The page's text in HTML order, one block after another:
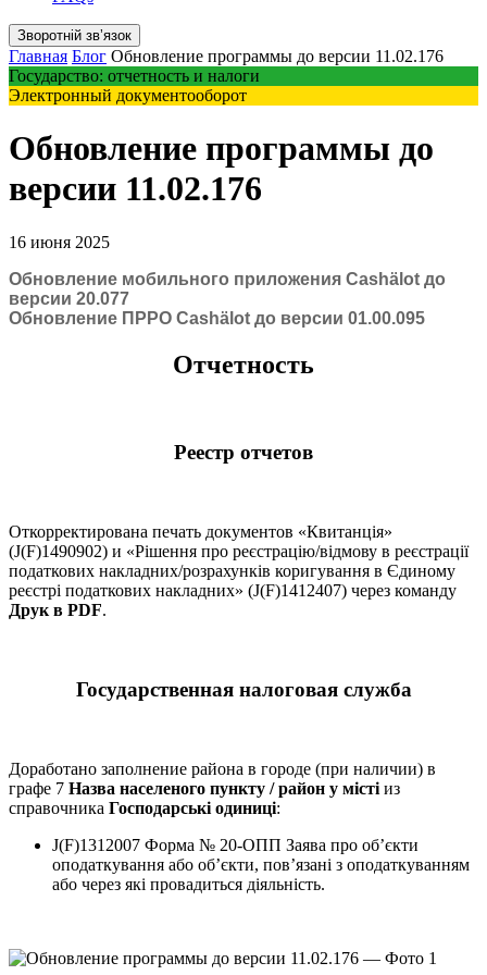
Зворотній звʼязок
Главная Блог Обновление программы до версии 11.02.176
Государство: отчетность и налоги
Электронный документооборот
Обновление программы до
версии 11.02.176
16 июня 2025
Обновление мобильного приложения Cashӓlot до
версии 20.077
Обновление ПРРО Cashӓlot до версии 01.00.095
Отчетность
Реестр отчетов
Откорректирована печать документов «Квитанція»
(J(F)1490902) и «Рішення про реєстрацію/відмову в реєстрації
податкових накладних/розрахунків коригування в Єдиному
реєстрі податкових накладних» (J(F)1412407) через команду
Друк в PDF.
Государственная налоговая служба
Доработано заполнение района в городе (при наличии) в
графе 7 Назва населеного пункту / район у місті из
справочника Господарські одиниці:
J(F)1312007 Форма № 20-ОПП Заява про об’єкти
оподаткування або об’єкти, пов’язані з оподаткуванням
або через які провадиться діяльність.